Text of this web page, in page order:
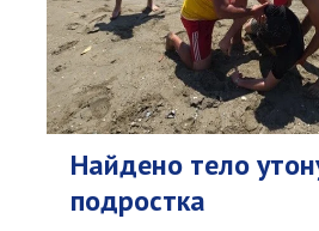
Найдено тело
подростка